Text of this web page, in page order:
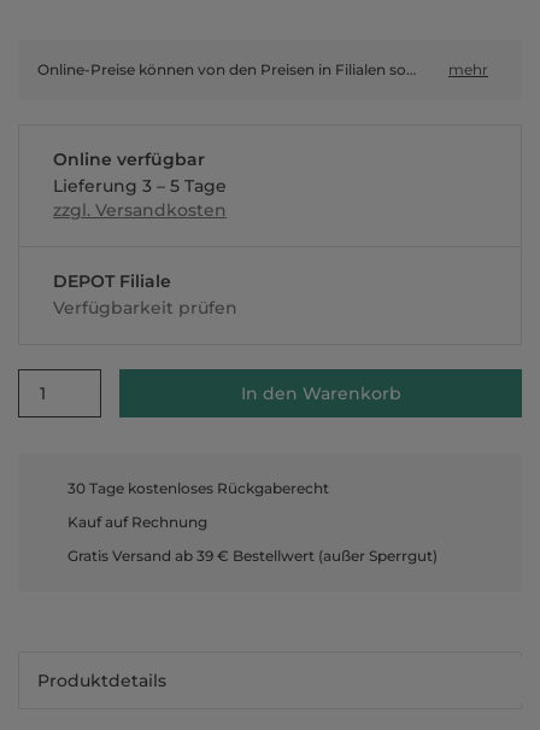
Online-Preise können von den Preisen in Filialen sowie Shop-in-Shop-Flächen abweichen. mehr
Online verfügbar
Lieferung 3 – 5 Tage
zzgl. Versandkosten
DEPOT Filiale
Verfügbarkeit prüfen
1 In den Warenkorb
30 Tage kostenloses Rückgaberecht
Kauf auf Rechnung
Gratis Versand ab 39 € Bestellwert (außer Sperrgut)
Produktdetails